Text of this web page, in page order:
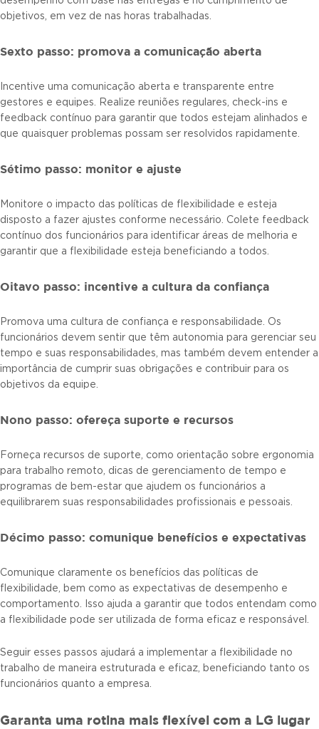
objetivos, em vez de nas horas trabalhadas.
Sexto passo: promova a comunicação aberta
Incentive uma comunicação aberta e transparente entre
gestores e equipes. Realize reuniões regulares, check-ins e
feedback contínuo para garantir que todos estejam alinhados e
que quaisquer problemas possam ser resolvidos rapidamente.
Sétimo passo: monitor e ajuste
Monitore o impacto das políticas de flexibilidade e esteja
disposto a fazer ajustes conforme necessário. Colete feedback
contínuo dos funcionários para identificar áreas de melhoria e
garantir que a flexibilidade esteja beneficiando a todos.
Oitavo passo: incentive a cultura da confiança
Promova uma cultura de confiança e responsabilidade. Os
funcionários devem sentir que têm autonomia para gerenciar seu
tempo e suas responsabilidades, mas também devem entender a
importância de cumprir suas obrigações e contribuir para os
objetivos da equipe.
Nono passo: ofereça suporte e recursos
Forneça recursos de suporte, como orientação sobre ergonomia
para trabalho remoto, dicas de gerenciamento de tempo e
programas de bem-estar que ajudem os funcionários a
equilibrarem suas responsabilidades profissionais e pessoais.
Décimo passo: comunique benefícios e expectativas
Comunique claramente os benefícios das políticas de
flexibilidade, bem como as expectativas de desempenho e
comportamento. Isso ajuda a garantir que todos entendam como
a flexibilidade pode ser utilizada de forma eficaz e responsável.
Seguir esses passos ajudará a implementar a flexibilidade no
trabalho de maneira estruturada e eficaz, beneficiando tanto os
funcionários quanto a empresa.
Garanta uma rotina mais flexível com a LG lugar